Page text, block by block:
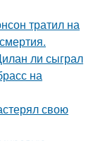
тратил на
ли сыграл
на
свою